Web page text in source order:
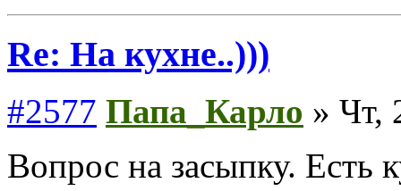
Re: На кухне..)))
#2577 Папа_Карло » Чт,
Вопрос на засыпку. Есть